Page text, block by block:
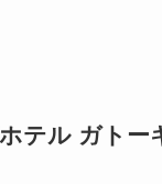
テル ガトー